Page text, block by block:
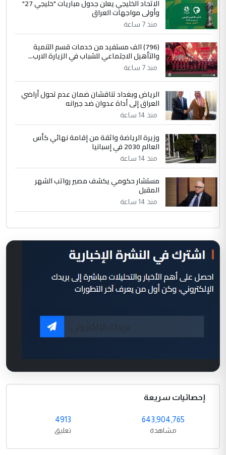
الاتحاد الخليجي يعلن جدول مباريات "خليجي 27"
وأولى مواجهات العراق
منذ 7 ساعة
(796) الف مستفيد من خدمات قسم التنمية
والتأهيل الاجتماعي للشباب في الزيارة الارب...
منذ 7 ساعة
الرياض وبغداد تناقشان ضمان عدم تحول أراضي
العراق إلى أداة عدوان ضد جيرانه
منذ 14 ساعة
وزيرة الرياضة واثقة من إقامة نهائي كأس
العالم 2030 في إسبانيا
منذ 14 ساعة
مستشار حكومي يكشف مصير رواتب الشهر
المقبل
منذ 14 ساعة
إحصائيات سريعة
643,904,765
مشاهدة
4913
تعليق